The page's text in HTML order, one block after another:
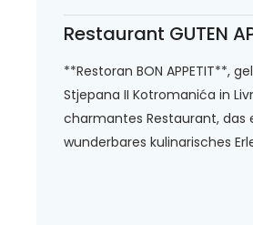
Restaurant GUTEN
**Restoran BON APPETIT**,
Stjepana II Kotromanića in
charmantes Restaurant, das
wunderbares kulinarisches